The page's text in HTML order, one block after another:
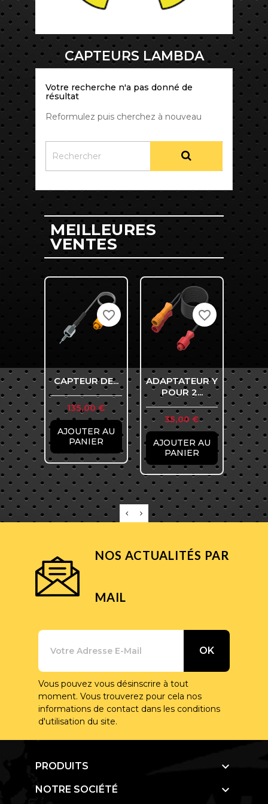
CAPTEURS LAMBDA
Votre recherche n'a pas donné de
résultat
Reformulez puis cherchez à nouveau
MEILLEURES
VENTES
CAPTEUR DE...
Prix
135,00 €
AJOUTER AU
PANIER
favorite_border
ADAPTATEUR Y
POUR 2...
Prix
35,00 €
AJOUTER AU
PANIER
favorite_border
NOS ACTUALITÉS PAR
MAIL
Vous pouvez vous désinscrire à tout
moment. Vous trouverez pour cela nos
informations de contact dans les conditions
d'utilisation du site.
PRODUITS 
NOTRE SOCIÉTÉ 